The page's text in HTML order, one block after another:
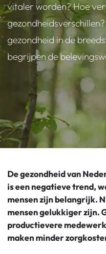
vitaler worden? Hoe
gezondheid in de
begrijpen de
De gezondheid van
is een negatieve trend,
mensen zijn belangrijk.
mensen gelukkiger zijn.
productievere
maken minder